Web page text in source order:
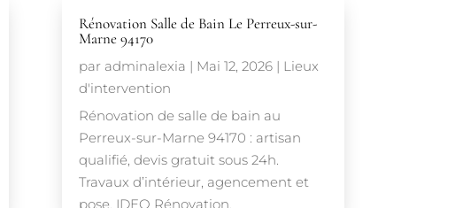
Rénovation Salle de Bain Le Perreux-sur-
Marne 94170
par adminalexia | Mai 12, 2026| Lieux
d'intervention
Rénovation de salle de bain au
Perreux-sur-Marne 94170 : artisan
qualifié, devis gratuit sous 24h.
Travaux d’intérieur, agencement et
pose. IDEO Rénovation.